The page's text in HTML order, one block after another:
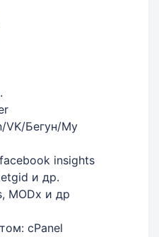
VK/Бегун/My
insights
и др.
MODx и др
cPanel